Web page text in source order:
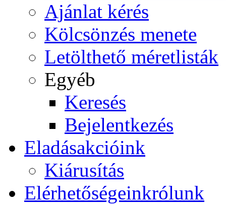
Ajánlat kérés
Kölcsönzés menete
Letölthető méretlisták
Egyéb
Keresés
Bejelentkezés
Eladásakcióink
Kiárusítás
Elérhetőségeinkrólunk